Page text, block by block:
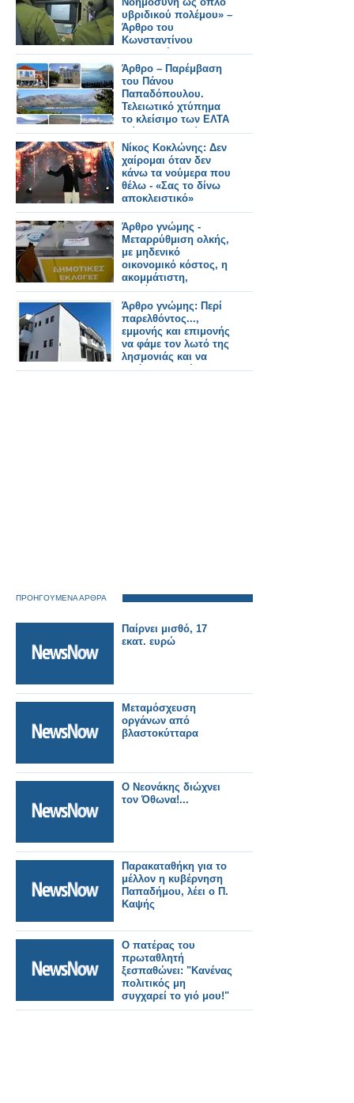
υβριδικού πολέμου» –
Άρθρο του
Κωνσταντίνου
Μπαλωμένου
Άρθρο – Παρέμβαση
του Πάνου
Παπαδόπουλου.
Τελειωτικό χτύπημα
το κλείσιμο των ΕΛΤΑ
Μύτικα! Χερσαία
Ζώνη Λιμένα –
Τοποθέτηση νέας
προβλήτας και
Κοινοτικό Γραφείο,
δεν μπορούν άλλο να
Νίκος Κοκλώνης: Δεν
χαίρομαι όταν δεν
κάνω τα νούμερα που
θέλω - «Σας το δίνω
αποκλειστικό»
Άρθρο γνώμης -
Μεταρρύθμιση ολκής,
με μηδενικό
οικονομικό κόστος, η
ακομμάτιστη,
ανεξάρτητη και
διεκδικητική τοπική
αυτοδιοίκηση.
Άρθρο γνώμης: Περί
παρελθόντος...,
εμμονής και επιμονής
να φάμε τον λωτό της
λησμονιάς και να
ξεχάσουμε τι έγινε
ΠΡΟΗΓΟΥΜΕΝΑ ΑΡΘΡΑ
Παίρνει μισθό, 17
εκατ. ευρώ
Μεταμόσχευση
οργάνων από
βλαστοκύτταρα
O Νεονάκης διώχνει
τον Όθωνα!...
Παρακαταθήκη για το
μέλλον η κυβέρνηση
Παπαδήμου, λέει ο Π.
Καψής
Ο πατέρας του
πρωταθλητή
ξεσπαθώνει: "Κανένας
πολιτικός μη
συγχαρεί το γιό μου!"